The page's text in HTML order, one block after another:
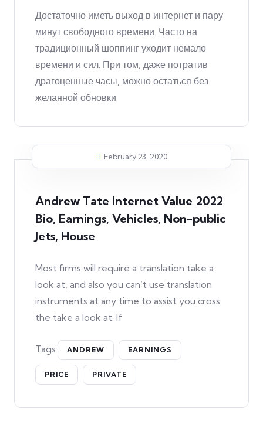
Достаточно иметь выход в интернет и пару
минут свободного времени. Часто на
традиционный шоппинг уходит немало
времени и сил. При том, даже потратив
драгоценные часы, можно остаться без
желанной обновки.
February 23, 2020
Andrew Tate Internet Value 2022
Bio, Earnings, Vehicles, Non-public
Jets, House
Most firms will require a translation take a
look at, and also you can’t use translation
instruments at any time to assist you cross
the take a look at. If
Tags: ANDREW EARNINGS
PRICE PRIVATE